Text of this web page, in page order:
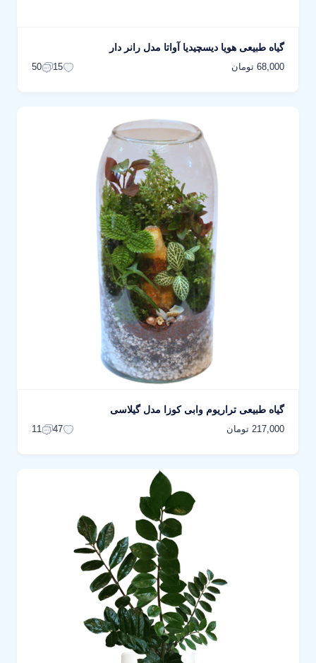
گیاه طبیعی هویا دیسچیدیا آواتا مدل رانر دار
68,000 تومان 15
50
گیاه طبیعی تراریوم وابی کوزا مدل گیلاسی
217,000 تومان 47
11